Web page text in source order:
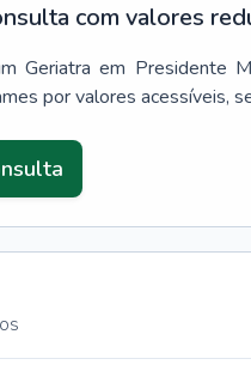
com valores
Geriatra em Presidente
por valores acessíveis,